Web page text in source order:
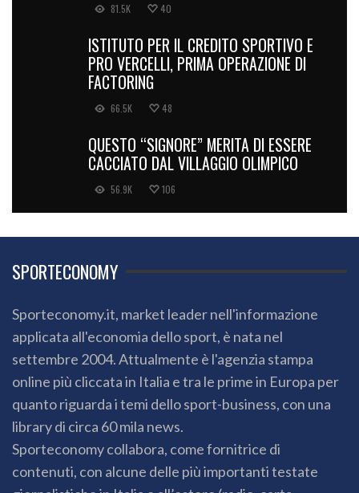
81.5K 40
ISTITUTO PER IL CREDITO SPORTIVO E
PRO VERCELLI, PRIMA OPERAZIONE DI
FACTORING
66.5K 48
QUESTO “SIGNORE” MERITA DI ESSERE
CACCIATO DAL VILLAGGIO OLIMPICO
56.9K 106
SPORTECONOMY
Sporteconomy.it, market leader nell'informazione
applicata all'economia dello sport, è nata nel
settembre 2004. Attualmente è l'agenzia stampa
online più cliccata in Italia e tra le prime in Europa per
quanto riguarda i temi dello sport-business, con una
library di circa 60 mila news.
Sporteconomy collabora, come fornitrice di
contenuti, con alcune delle più importanti testate